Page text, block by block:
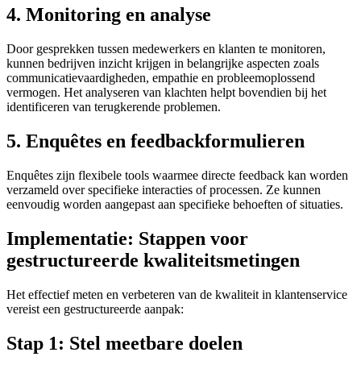
4. Monitoring en analyse
Door gesprekken tussen medewerkers en klanten te monitoren,
kunnen bedrijven inzicht krijgen in belangrijke aspecten zoals
communicatievaardigheden, empathie en probleemoplossend
vermogen. Het analyseren van klachten helpt bovendien bij het
identificeren van terugkerende problemen.
5. Enquêtes en feedbackformulieren
Enquêtes zijn flexibele tools waarmee directe feedback kan worden
verzameld over specifieke interacties of processen. Ze kunnen
eenvoudig worden aangepast aan specifieke behoeften of situaties.
Implementatie: Stappen voor
gestructureerde kwaliteitsmetingen
Het effectief meten en verbeteren van de kwaliteit in klantenservice
vereist een gestructureerde aanpak:
Stap 1: Stel meetbare doelen